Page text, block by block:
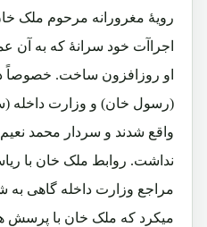
رویۀ مغرورانه مرحوم ملک
اجراآت خود سرانۀ که به آن
او روزافزون ساخت. خصوصاً
(رسول خان) و وزارت داخله
واقع شدند و سردار محمد
نداشت. روابط ملک خان با
مراجع وزارت داخله گاهی به
میکرد که ملک خان با پرسش